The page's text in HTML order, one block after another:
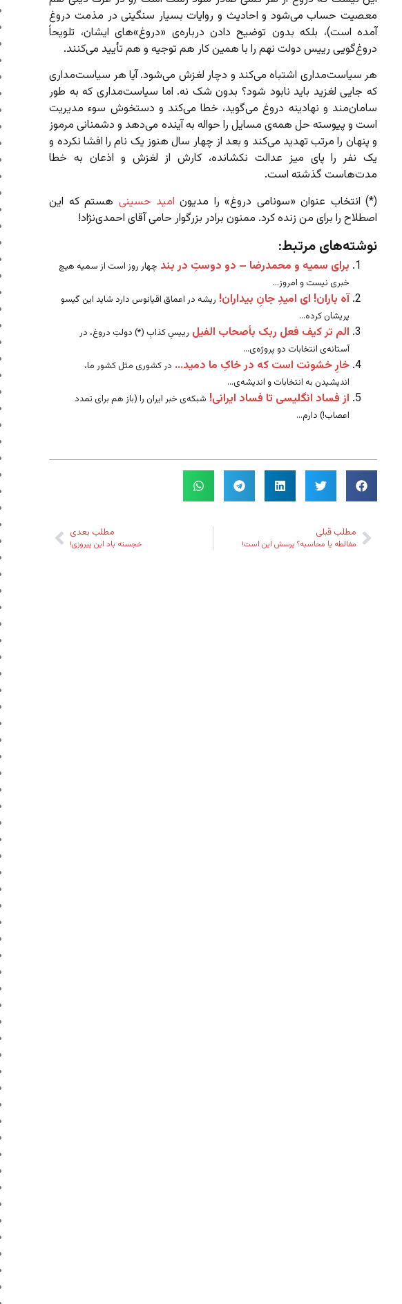
معصیت حساب می‌شود و احادیث و روایات بسیار سنگینی در مذمت دروغ
آمده است)، بلکه بدون توضیح دادن درباره‌ی «دروغ»های ایشان، تلویحاً
دروغ‌گویی رییس دولت نهم را با همین کار هم توجیه و هم تأیید می‌کنند.
هر سیاست‌مداری اشتباه می‌کند و دچار لغزش می‌شود. آیا هر سیاست‌مداری
که جایی لغزید باید نابود شود؟ بدون شک نه. اما سیاست‌مداری که به طور
سامان‌مند و نهادینه دروغ می‌گوید، خطا می‌کند و دستخوش سوء مدیریت
است و پیوسته حل همه‌ی مسایل را حواله به آینده می‌دهد و دشمنانی مرموز
و پنهان را مرتب تهدید می‌کند و بعد از چهار سال هنوز یک نام را افشا نکرده و
یک نفر را پای میز عدالت نکشانده، کارش از لغزش و اذعان به خطا
مدت‌هاست گذشته است.
(*) انتخاب عنوان «سونامی دروغ» را مدیون امید حسینی هستم که این
اصطلاح را برای من زنده کرد. ممنون برادر بزرگوار حامی آقای احمدی‌نژاد!
نوشته‌های مرتبط:
برای سمیه و محمدرضا – دو دوستِ در بند چهار روز است از سمیه هیچ
خبری نیست و امروز...
آه باران! ای امیدِ جانِ بیداران! ریشه در اعماق اقیانوس دارد شاید این گیسو
پریشان کرده...
الم تر کیف فعل ربک بأصحاب الفیل رییسِ کذابِ (*) دولتِ دروغ، در
آستانه‌ی انتخابات دو پروژه‌ی...
خارِ خشونت است که در خاکِ ما دمید… در کشوری مثل کشور ما،
اندیشیدن به انتخابات و اندیشه‌ی...
از فساد انگلیسی تا فساد ایرانی! شبکه‌ی خبر ایران را (باز هم برای تمدد
اعصاب!) دارم...
مطلب قبلی
مغالطه یا محاسبه؟ پرسش این است!
مطلب بعدی
خجسته باد این پیروزی!